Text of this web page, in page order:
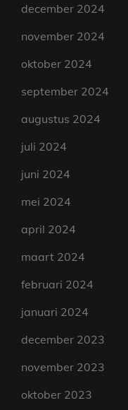
december 2024
november 2024
oktober 2024
september 2024
augustus 2024
juli 2024
juni 2024
mei 2024
april 2024
maart 2024
februari 2024
januari 2024
december 2023
november 2023
oktober 2023